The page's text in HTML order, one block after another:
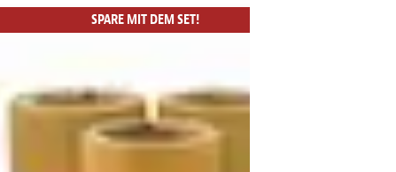
SPARE MIT DEM SET!